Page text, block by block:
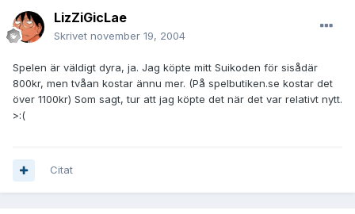
LizZiGicLae
Skrivet november 19, 2004
Spelen är väldigt dyra, ja. Jag köpte mitt Suikoden för sisådär
800kr, men tvåan kostar ännu mer. (På spelbutiken.se kostar det
över 1100kr) Som sagt, tur att jag köpte det när det var relativt nytt.
>:(
Citat